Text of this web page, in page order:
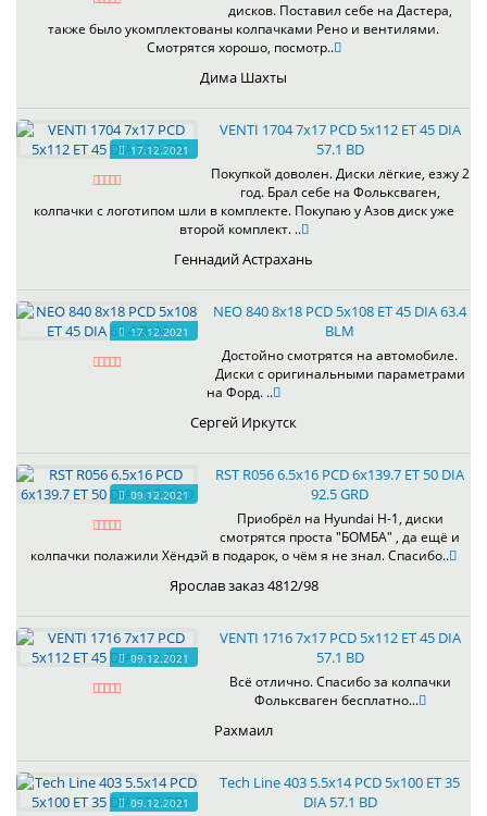
дисков. Поставил себе на Дастера,
также было укомплектованы колпачками Рено и вентилями.
Смотрятся хорошо, посмотр..
Дима Шахты
17.12.2021
VENTI 1704 7x17 PCD 5x112 ET 45 DIA
57.1 BD
Покупкой доволен. Диски лёгкие, езжу 2
год. Брал себе на Фольксваген,
колпачки с логотипом шли в комплекте. Покупаю у Азов диск уже
второй комплект. ..
Геннадий Астрахань
17.12.2021
NEO 840 8x18 PCD 5x108 ET 45 DIA 63.4
BLM
Достойно смотрятся на автомобиле.
Диски с оригинальными параметрами
на Форд. ..
Сергей Иркутск
09.12.2021
RST R056 6.5x16 PCD 6x139.7 ET 50 DIA
92.5 GRD
Приобрёл на Hyundai H-1, диски
смотрятся проста "БОМБА" , да ещё и
колпачки полажили Хёндэй в подарок, о чём я не знал. Спасибо..
Ярослав заказ 4812/98
09.12.2021
VENTI 1716 7x17 PCD 5x112 ET 45 DIA
57.1 BD
Всё отлично. Спасибо за колпачки
Фольксваген бесплатно...
Рахмаил
09.12.2021
Tech Line 403 5.5x14 PCD 5x100 ET 35
DIA 57.1 BD